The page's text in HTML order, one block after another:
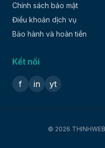
Chính sách bảo mật
Điều khoản dịch vụ
Bảo hành và hoàn tiền
Kết nối
f in yt
© 2026